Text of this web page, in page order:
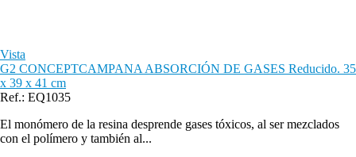
Vista
G2 CONCEPTCAMPANA ABSORCIÓN DE GASES Reducido. 35
x 39 x 41 cm
Ref.: EQ1035
El monómero de la resina desprende gases tóxicos, al ser mezclados
con el polímero y también al...